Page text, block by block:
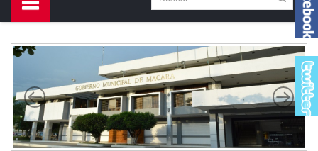
Departamentos
Contáctenos
Cantón
Himno a Macará
Símbolos Patrios